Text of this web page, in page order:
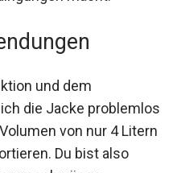
macht.
und dem
die Jacke
mit einem Volumen
transportieren.